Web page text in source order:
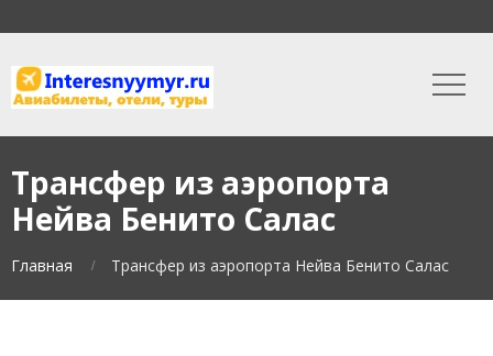
Трансфер из аэропорта
Нейва Бенито Салас
Главная Трансфер из аэропорта Нейва Бенито Салас